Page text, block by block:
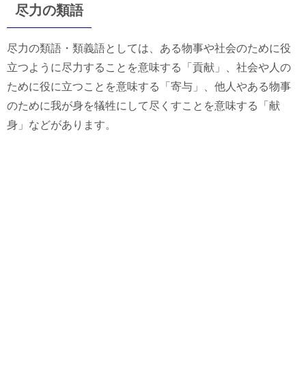
尽力の類語
尽力の類語・類義語としては、ある物事や社会のために役
立つように尽力することを意味する「貢献」、社会や人の
ために役に立つことを意味する「寄与」、他人やある物事
のために我が身を犠牲にして尽くすことを意味する「献
身」などがあります。